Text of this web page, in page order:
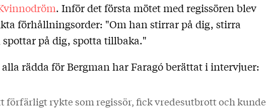
. Inför det första mötet med regissören blev
förhållningsorder: "Om han stirrar på dig, stirra
på dig, spotta tillbaka."
rädda för Bergman har Faragó berättat i intervjuer:
förfärligt rykte som regissör, fick vredesutbrott och kunde